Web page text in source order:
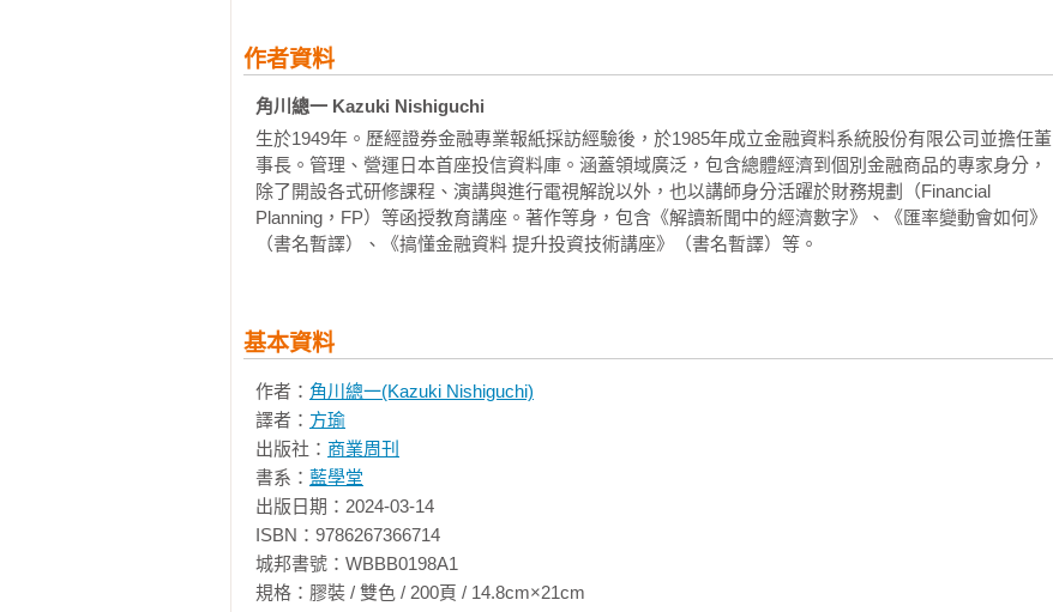
第 5 章  將利率走勢活用於經濟預測
    02  標示利率走向的「殖利率曲線」
    03  引發景氣循環波動的「信貸週期」與「貨幣政策循環」
    04  信貸週期是「銀行融資態度」的週期循環
    05  將「公司債利差」用於預測景氣衰退
    06  以四季比喻貨幣政策循環
    07  長短期利率差距縮小是景氣衰退的徵兆
    10  關注央行貨幣政策會議的結果
    12  解讀利率和經濟動向的5項經濟指標
    13  留意解讀「重要人士談話」的訊息
    專欄No. 5 經濟預測的重要3步驟
第6章 日常生活中實用的利率機制
    01  機動還是固定？你怎麼選房貸利率？
    02  貸款提前清償，改善家庭收支
    03  降低貸款利率的「貸新償舊」
●01利率波動具有推動經濟的能力
利率有操控社會整體貨幣流通量的功能，因此對景氣帶來重大影響。
利率有調整景氣過度變動的穩定機能。例如，你可以想像利率有如調整供給水量的水管閥門。正
如鬆開閥門則水流增強，關緊閥門則水流轉弱般，銀行透過利率來調整貨幣流通量，並從而影響景
氣。理論上來說，利率下降則貨幣流通量增加，景氣更為活絡；反過來說，利率上升則貨幣流通量減
首先，個人與銀行之間有存款利率、銀行與企業之間則有貸款利率。此時銀行的獲利來自於貸款
利息（收入）減去存款利息（費用）的差額。例如，當銀行提高利率時，個人會盡可能將更多的現金
投入存款進行儲蓄。如此一來銀行為了確保自己的收益，便也須提高貸款利率。受此影響，企業便不
得不以比現在更高的利率來向銀行貸款，希望貸款的企業將會減少。如此一來，社會中的貨幣流通量
減少，景氣轉為低迷。相反地，當利率下降，個人便會放棄存款開始增加消費，企業也會積極貸款，
經濟活動活絡，大家預測景氣將會復甦。若利率的調節機能沒有順利運作，便會導致過度的通貨膨脹
或通貨緊縮。
【摘錄4】_ 第3章 利率選手代表！了解債券的利率機制
響。
1. 認識美國的利率政策，不同時期利率變化的原因，以及利率變化時，會對其他國家及各種資
產造成的影響。
本書作者是日本人，因此提到利率時，許多案例都是用日本央行為例子。但站在全球角度，目
前全球影響力最大的，是美國央行的利率政策。
近年美國聯準會從2020年疫情時將利率降到接近0%，以及2022-2023年為了對抗通貨膨脹，快
速將利率調整到5%以上，對全球經濟及對股票、債券價格都有顯著的影響。
而除了美國的利率變化以外，本國央行利率政策的特性，也是另一個影響關鍵。因為未來雖然
難以預測，但有些環境條件是不會短期就發生改變的。
例如，像本書作者身處日本，受限於泡沫經濟後的經濟低迷、GDP低落的情況，長期採取接近
作者資料
角川總一 Kazuki Nishiguchi
生於1949年。歷經證券金融專業報紙採訪經驗後，於1985年成立金融資料系統股份有限公司並擔任董
事長。管理、營運日本首座投信資料庫。涵蓋領域廣泛，包含總體經濟到個別金融商品的專家身分，
除了開設各式研修課程、演講與進行電視解說以外，也以講師身分活躍於財務規劃（Financial
Planning，FP）等函授教育講座。著作等身，包含《解讀新聞中的經濟數字》、《匯率變動會如何》
（書名暫譯）、《搞懂金融資料 提升投資技術講座》（書名暫譯）等。
基本資料
作者： 角川總一(Kazuki Nishiguchi)
譯者： 方瑜
出版社： 商業周刊
書系： 藍學堂
出版日期：2024-03-14
ISBN：9786267366714
城邦書號：WBBB0198A1
規格：膠裝 / 雙色 / 200頁 / 14.8cm×21cm